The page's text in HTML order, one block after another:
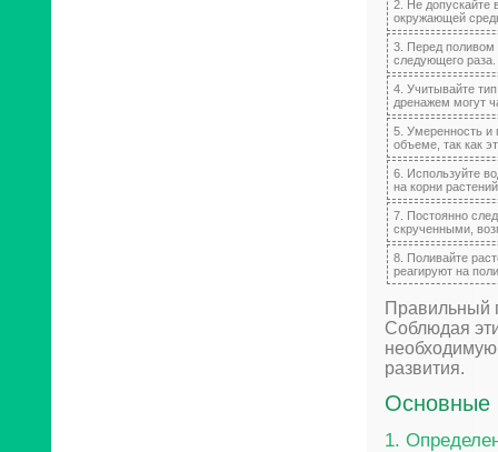
2. Не допускайте
окружающей
3. Перед поливом
следующего раза.
4. Учитывайте
дренажем могут
5. Умеренность и
объеме, так как
6. Используйте
на корни
7. Постоянно
скрученными,
8. Поливайте
реагируют на
Правильный
Соблюдая
необходимую
развития.
Основные
1.